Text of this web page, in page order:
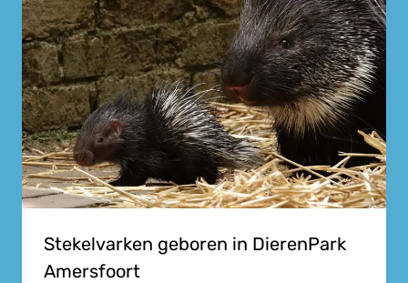
Stekelvarken geboren in DierenPark
Amersfoort